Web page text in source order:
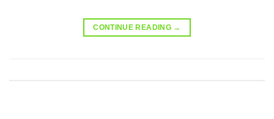
CONTINUE READING →